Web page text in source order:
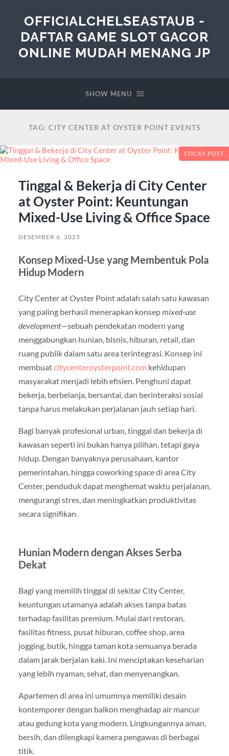
OFFICIALCHELSEASTAUB -
DAFTAR GAME SLOT GACOR
ONLINE MUDAH MENANG JP
SHOW MENU
TAG: CITY CENTER AT OYSTER POINT EVENTS
STICKY POST
Tinggal & Bekerja di City Center
at Oyster Point: Keuntungan
Mixed-Use Living & Office Space
DESEMBER 6, 2025
Konsep Mixed-Use yang Membentuk Pola
Hidup Modern
City Center at Oyster Point adalah salah satu kawasan
yang paling berhasil menerapkan konsep mixed-use
development—sebuah pendekatan modern yang
menggabungkan hunian, bisnis, hiburan, retail, dan
ruang publik dalam satu area terintegrasi. Konsep ini
membuatcitycenteroysterpoint.com kehidupan
masyarakat menjadi lebih efisien. Penghuni dapat
bekerja, berbelanja, bersantai, dan berinteraksi sosial
tanpa harus melakukan perjalanan jauh setiap hari.
Bagi banyak profesional urban, tinggal dan bekerja di
kawasan seperti ini bukan hanya pilihan, tetapi gaya
hidup. Dengan banyaknya perusahaan, kantor
pemerintahan, hingga coworking space di area City
Center, penduduk dapat menghemat waktu perjalanan,
mengurangi stres, dan meningkatkan produktivitas
secara signifikan.
Hunian Modern dengan Akses Serba
Dekat
Bagi yang memilih tinggal di sekitar City Center,
keuntungan utamanya adalah akses tanpa batas
terhadap fasilitas premium. Mulai dari restoran,
fasilitas fitness, pusat hiburan, coffee shop, area
jogging, butik, hingga taman kota semuanya berada
dalam jarak berjalan kaki. Ini menciptakan keseharian
yang lebih nyaman, sehat, dan menyenangkan.
Apartemen di area ini umumnya memiliki desain
kontemporer dengan balkon menghadap air mancur
atau gedung kota yang modern. Lingkungannya aman,
bersih, dan dilengkapi kamera pengawas di berbagai
titik.